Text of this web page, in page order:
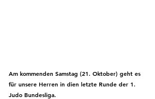
Am kommenden Samstag (21. Oktober) geht es
für unsere Herren in dien letzte Runde der 1.
Judo Bundesliga.